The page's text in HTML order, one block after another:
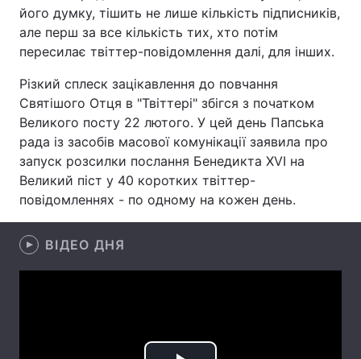
Головна Війна
Україна Політика
Економіка Світ
Техно і зв'язок
його думку, тішить не лише кількість підписників,
але перш за все кількість тих, хто потім
пересилає твіттер-повідомлення далі, для інших.
Різкий сплеск зацікавлення до повчання
Святішого Отця в "Твіттері" збігся з початком
Великого посту 22 лютого. У цей день Папська
рада із засобів масової комунікації заявила про
запуск розсилки послання Бенедикта XVI на
Великий піст у 40 коротких твіттер-
повідомленнях - по одному на кожен день.
ВІДЕО ДНЯ